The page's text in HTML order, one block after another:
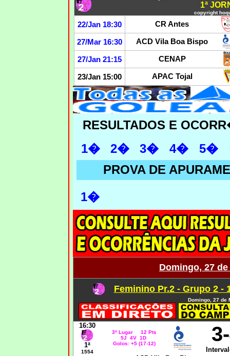
1ª
copyright
22/Jan 18:30 CR Antes
27/Mar 16:30 ACD Vila Boa Bispo
27/Jan 21:15 CENAP
23/Jan 15:00 APAC Tojal
RESULTADOS E
1�
2� 3� 4� 5�
PROVA DE
1�
Domingo, 27
Feminino Pr.2 - Grupo 2 -
Domingo, 27 de
16:30
1ª
1554
3º Lugar 12 Pts
5J 4V 1D
Golos: +5 (17-12)